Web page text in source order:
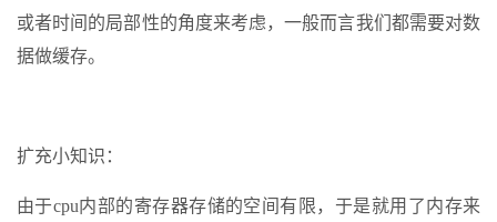
或者时间的局部性的角度来考虑，一般而言我们都需要对数
据做缓存。
扩充小知识：
由于cpu内部的寄存器存储的空间有限，于是就用了内存来